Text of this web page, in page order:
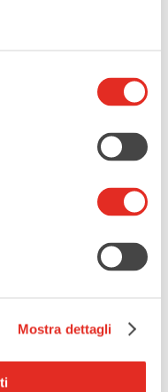
Mostra dettagli
selvaggio